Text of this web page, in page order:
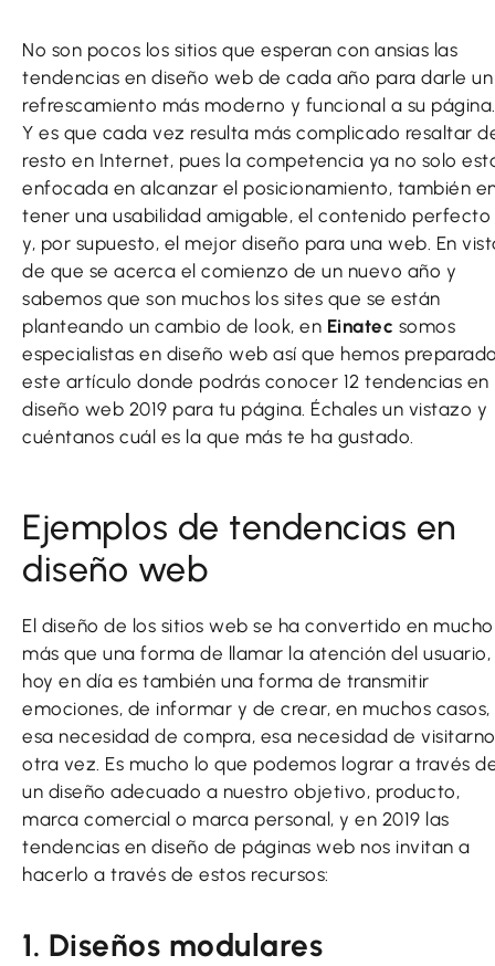
No son pocos los sitios que esperan con ansias las
tendencias en diseño web de cada año para darle un
refrescamiento más moderno y funcional a su página.
Y es que cada vez resulta más complicado resaltar
resto en Internet, pues la competencia ya no solo
enfocada en alcanzar el posicionamiento, también
tener una usabilidad amigable, el contenido perfecto
y, por supuesto, el mejor diseño para una web. En
de que se acerca el comienzo de un nuevo año y
sabemos que son muchos los sites que se están
planteando un cambio de look, en Einatec somos
especialistas en diseño web así que hemos
este artículo donde podrás conocer 12 tendencias en
diseño web 2019 para tu página. Échales un vistazo y
cuéntanos cuál es la que más te ha gustado.
Ejemplos de tendencias en
diseño web
El diseño de los sitios web se ha convertido en mucho
más que una forma de llamar la atención del usuario,
hoy en día es también una forma de transmitir
emociones, de informar y de crear, en muchos casos,
esa necesidad de compra, esa necesidad de
otra vez. Es mucho lo que podemos lograr a través
un diseño adecuado a nuestro objetivo, producto,
marca comercial o marca personal, y en 2019 las
tendencias en diseño de páginas web nos invitan a
hacerlo a través de estos recursos:
1. Diseños modulares